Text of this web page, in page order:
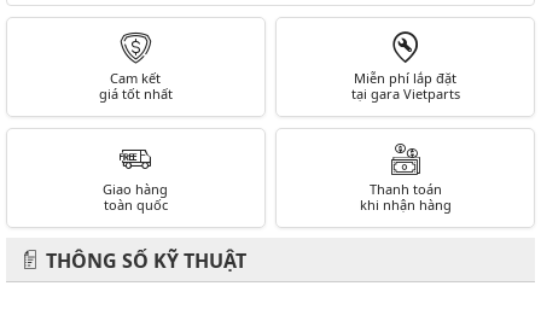
Cam kết
giá tốt nhất
Miễn phí lắp đặt
tại gara Vietparts
Giao hàng
toàn quốc
Thanh toán
khi nhận hàng
THÔNG SỐ KỸ THUẬT